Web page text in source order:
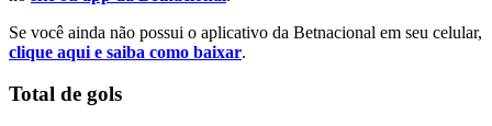
Se você ainda não possui o aplicativo da Betnacional em seu celular,
clique aqui e saiba como baixar.
Total de gols